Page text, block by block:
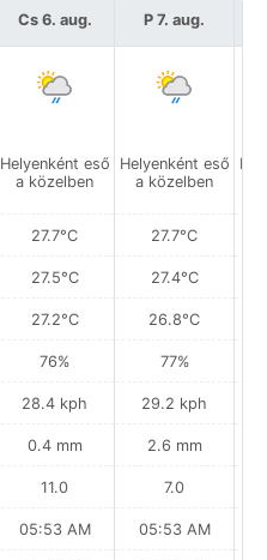
Cs 6. aug.
Helyenként eső
a közelben
27.7°C
27.5°C
27.2°C
76%
28.4 kph
0.4 mm
11.0
05:53 AM
P 7. aug.
Helyenként eső
a közelben
27.7°C
27.4°C
26.8°C
77%
29.2 kph
2.6 mm
7.0
05:53 AM